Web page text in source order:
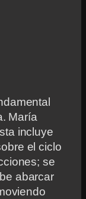
María
incluye
el ciclo
se
abarcar